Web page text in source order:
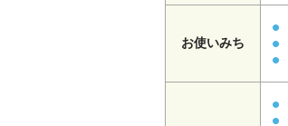
お使いみち